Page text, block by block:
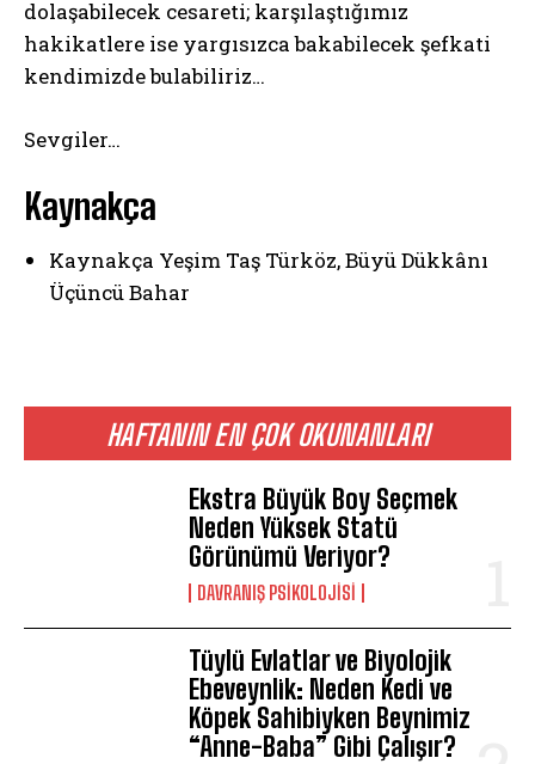
Gizlilik politikasını okudum, onaylıyorum.
HAFTANIN EN ÇOK OKUNANLARI
Ekstra Büyük Boy Seçmek
Neden Yüksek Statü
Görünümü Veriyor?
DAVRANIŞ PSIKOLOJISI
Tüylü Evlatlar ve Biyolojik
Ebeveynlik: Neden Kedi ve
Köpek Sahibiyken Beynimiz
“Anne-Baba” Gibi Çalışır?
dolaşabilecek cesareti; karşılaştığımız
hakikatlere ise yargısızca bakabilecek şefkati
kendimizde bulabiliriz…
Sevgiler…
Kaynakça
Kaynakça Yeşim Taş Türköz, Büyü Dükkânı
Üçüncü Bahar